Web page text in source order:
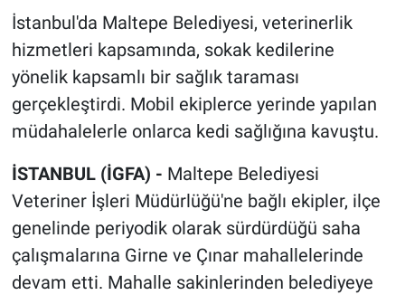
İstanbul'da Maltepe Belediyesi, veterinerlik
hizmetleri kapsamında, sokak kedilerine
yönelik kapsamlı bir sağlık taraması
gerçekleştirdi. Mobil ekiplerce yerinde yapılan
müdahalelerle onlarca kedi sağlığına kavuştu.
İSTANBUL (İGFA) - Maltepe Belediyesi
Veteriner İşleri Müdürlüğü'ne bağlı ekipler, ilçe
genelinde periyodik olarak sürdürdüğü saha
çalışmalarına Girne ve Çınar mahallelerinde
devam etti. Mahalle sakinlerinden belediyeye